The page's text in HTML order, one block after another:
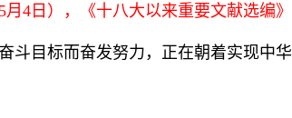
4日），《十八大以来重要文献选编
斗目标而奋发努力，正在朝着实现中